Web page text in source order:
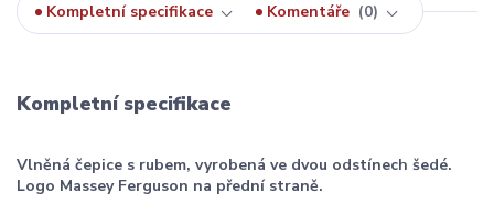
Kompletní specifikace Komentáře 0
Kompletní specifikace
Vlněná čepice s rubem, vyrobená ve dvou odstínech šedé.
Logo Massey Ferguson na přední straně.